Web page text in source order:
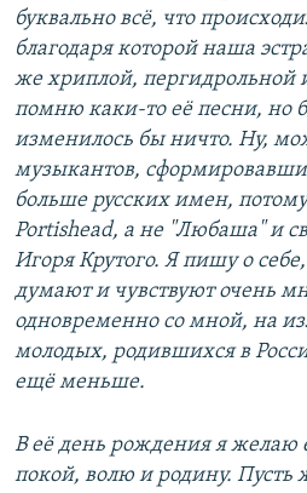
буквально всё, что
благодаря которой наша
же хриплой, пергидрольной
помню каки-то её песни, но
изменилось бы ничто. Ну,
музыкантов,
больше русских имен,
Portishead, а не "Любаша" и
Игоря Крутого. Я пишу о
думают и чувствуют очень
одновременно со мной, на
молодых, родившихся в
ещё меньше.
В её день рождения я желаю
покой, волю и родину. Пусть